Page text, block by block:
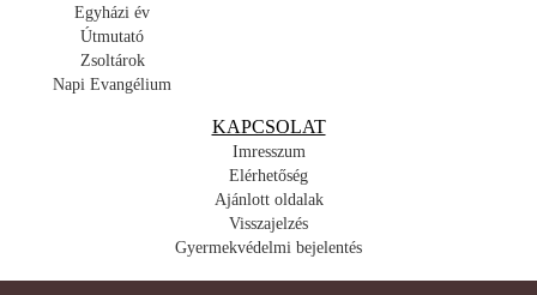
Egyházi év
Útmutató
Zsoltárok
Napi Evangélium
KAPCSOLAT
Imresszum
Elérhetőség
Ajánlott oldalak
Visszajelzés
Gyermekvédelmi bejelentés